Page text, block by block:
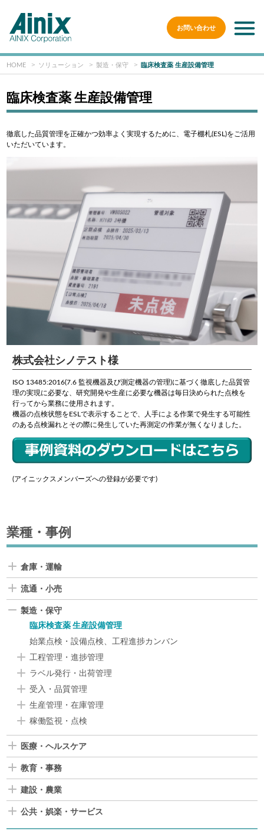
お問い合わせ
HOME ソリューション 製造・保守 臨床検査薬 生産設備管理
業種・事例
倉庫・運輸
流通・小売
製造・保守
臨床検査薬 生産設備管理
始業点検・設備点検、工程進捗カンバン
工程管理・進捗管理
ラベル発行・出荷管理
受入・品質管理
生産管理・在庫管理
稼働監視・点検
医療・ヘルスケア
教育・事務
建設・農業
公共・娯楽・サービス
臨床検査薬 生産設備管理
徹底した品質管理を正確かつ効率よく実現するために、電子棚札(ESL)をご活用
いただいています。
株式会社シノテスト様
ISO 13485:2016(7.6 監視機器及び測定機器の管理)に基づく徹底した品質管
理の実現に必要な、研究開発や生産に必要な機器は毎日決められた点検を
行ってから業務に使用されます。
機器の点検状態をESLで表示することで、人手による作業で発生する可能性
のある点検漏れとその際に発生していた再測定の作業が無くなりました。
(アイニックスメンバーズへの登録が必要です)